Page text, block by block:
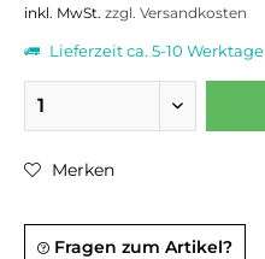
inkl. MwSt. zzgl. Versandkosten
Lieferzeit ca. 5-10 Werktage
Merken
Fragen zum Artikel?